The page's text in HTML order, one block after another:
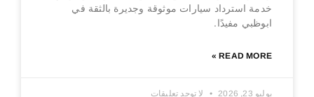
خدمة استرداد سيارات موثوقة وجديرة بالثقة في
ابوظبي مفيدًا.
READ MORE »
يوليو 23, 2026 لا توجد تعليقات